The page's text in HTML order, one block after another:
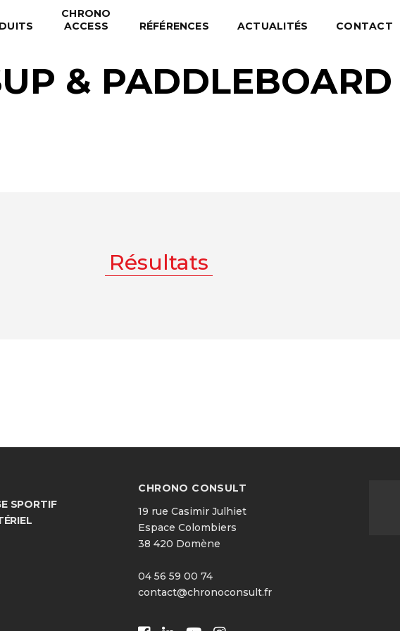
CHRONO
ACCESS
RÉFÉRENCES ACTUALITÉS CONTACT
& PADDLEBOARD
Résultats
SPORTIF
CHRONO CONSULT
19 rue Casimir Julhiet
Espace Colombiers
38 420 Domène
04 56 59 00 74
contact@chronoconsult.fr